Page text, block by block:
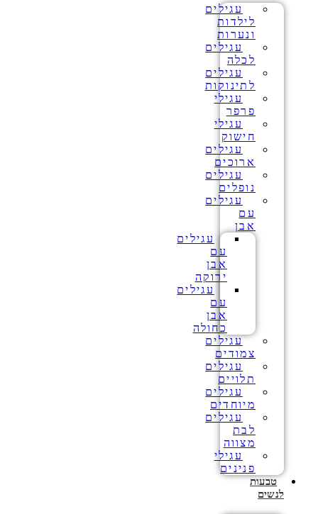
עגילים
לילדות
ונערות
עגילים
לכלה
עגילים
לתינוקות
עגילי
פרפר
עגילי
חישוק
עגילים
ארוכים
עגילים
נופלים
עגילים
עם
אבן
עגילים
עם
אבן
ירוקה
עגילים
עם
אבן
כחולה
עגילים
צמודים
עגילים
תלויים
עגילים
מיוחדים
עגילים
לבת
מצווה
עגילי
פנינים
טבעות
לנשים